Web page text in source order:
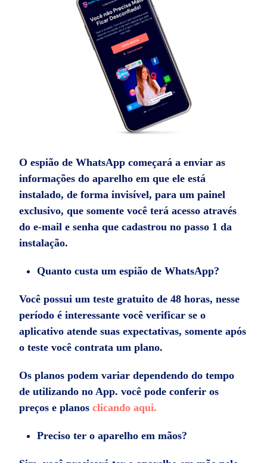
O espião de WhatsApp começará a enviar as
informações do aparelho em que ele está
instalado, de forma invisível, para um painel
exclusivo, que somente você terá acesso através
do e-mail e senha que cadastrou no passo 1 da
instalação.
Quanto custa um espião de WhatsApp?
Você possui um teste gratuito de 48 horas, nesse
período é interessante você verificar se o
aplicativo atende suas expectativas, somente após
o teste você contrata um plano.
Os planos podem variar dependendo do tempo
de utilizando no App. você pode conferir os
preços e planosclicando aqui.
Preciso ter o aparelho em mãos?